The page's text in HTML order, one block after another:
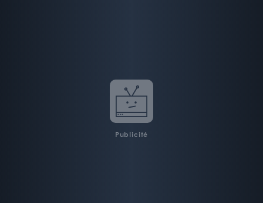
Publicité